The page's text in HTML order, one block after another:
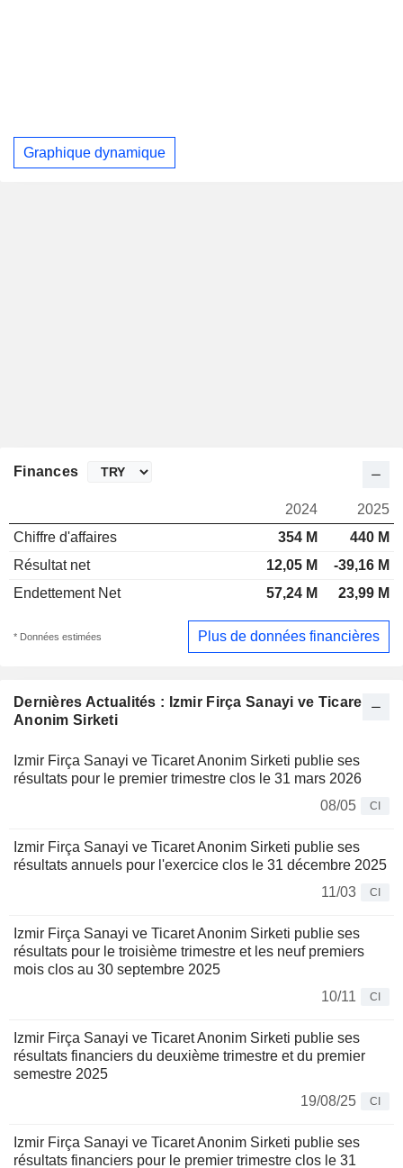
Graphique dynamique
Dernières Actualités : Izmir Firça Sanayi ve Ticaret
Anonim Sirketi
Izmir Firça Sanayi ve Ticaret Anonim Sirketi publie ses
résultats pour le premier trimestre clos le 31 mars 2026
08/05
CI
Izmir Firça Sanayi ve Ticaret Anonim Sirketi publie ses
résultats annuels pour l'exercice clos le 31 décembre 2025
11/03
CI
Izmir Firça Sanayi ve Ticaret Anonim Sirketi publie ses
résultats pour le troisième trimestre et les neuf premiers
mois clos au 30 septembre 2025
10/11
CI
Izmir Firça Sanayi ve Ticaret Anonim Sirketi publie ses
résultats financiers du deuxième trimestre et du premier
semestre 2025
19/08/25
CI
Izmir Firça Sanayi ve Ticaret Anonim Sirketi publie ses
résultats financiers pour le premier trimestre clos le 31
Finances
2024
2025
Chiffre d'affaires
354 M
440 M
Résultat net
12,05 M
-39,16 M
Endettement Net
57,24 M 23,99 M
* Données estimées Plus de données financières